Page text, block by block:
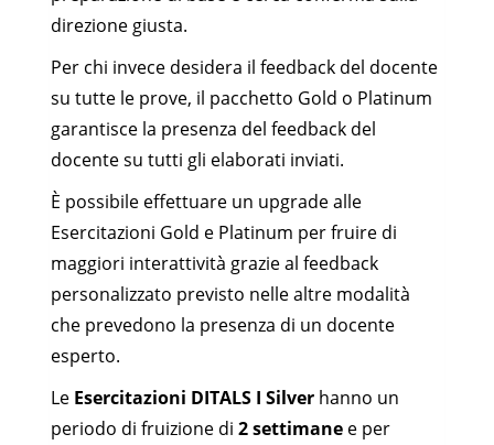
direzione giusta.
Per chi invece desidera il feedback del docente
su tutte le prove, il pacchetto Gold o Platinum
garantisce la presenza del feedback del
docente su tutti gli elaborati inviati.
È possibile effettuare un upgrade alle
Esercitazioni Gold e Platinum per fruire di
maggiori interattività grazie al feedback
personalizzato previsto nelle altre modalità
che prevedono la presenza di un docente
esperto.
Le Esercitazioni DITALS I Silver hanno un
periodo di fruizione di 2 settimane e per